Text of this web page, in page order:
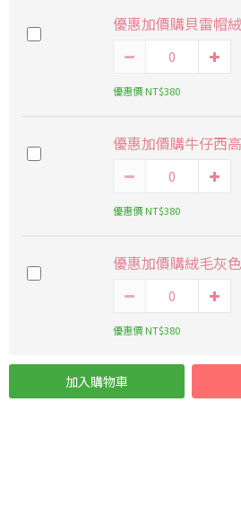
優惠加價購貝雷帽
優惠價 NT$380
優惠加價購牛仔西
優惠價 NT$380
優惠加價購絨毛灰
優惠價 NT$380
加入購物車